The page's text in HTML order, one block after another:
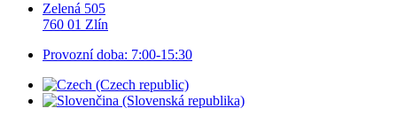
Zelená 505
760 01 Zlín
Provozní doba: 7:00-15:30